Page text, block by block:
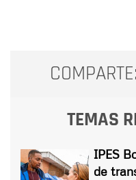
COMPARTE:
TEMAS
IPES
de